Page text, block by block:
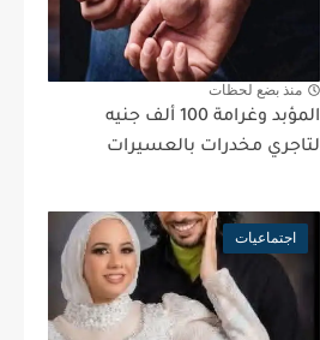
منذ بضع لحظات
المؤبد وغرامة 100 ألف جنيه
لتاجري مخدرات بالعسيرات
اجتماعيات